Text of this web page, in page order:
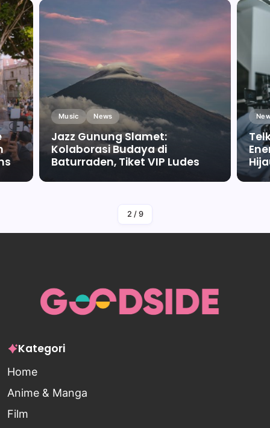
Music News
Jazz Gunung Slamet:
Kolaborasi Budaya di
Baturraden, Tiket VIP Ludes
By Falah Malaika Az Zahra
2 / 9
Kategori
Home
Anime & Manga
Film